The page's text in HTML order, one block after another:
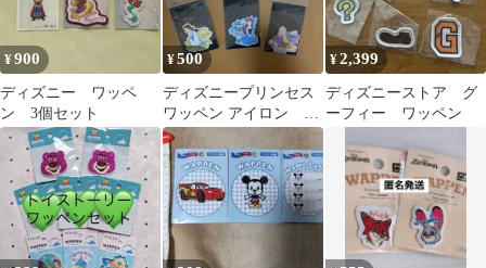
¥900
ディズニー ワッペ
ン 3個セット
¥500
ディズニープリンセス
ワッペン アイロン シ
ンデレラ 女の子 入園
ステッカー
¥2,399
ディズニーストア グ
ーフィー ワッペン